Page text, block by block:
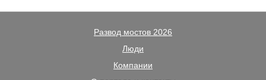
Развод мостов 2026
Люди
Компании